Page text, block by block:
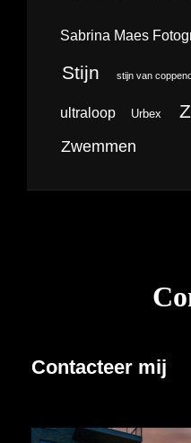
Sabrina Maes
Stijn stijn van
ultraloop Urbex
Zwemmen
Contacteer mij